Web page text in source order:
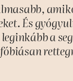
És
a